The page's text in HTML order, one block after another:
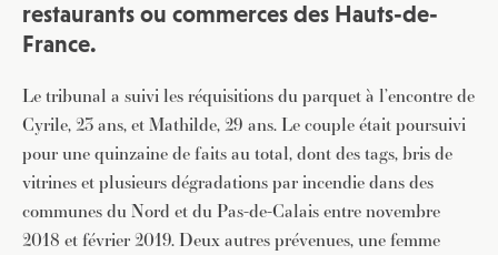
restaurants ou commerces des Hauts-de-
France.
Le tribunal a suivi les réquisitions du parquet à l’encontre de
Cyrile, 23 ans, et Mathilde, 29 ans. Le couple était poursuivi
pour une quinzaine de faits au total, dont des tags, bris de
vitrines et plusieurs dégradations par incendie dans des
communes du Nord et du Pas-de-Calais entre novembre
2018 et février 2019. Deux autres prévenues, une femme